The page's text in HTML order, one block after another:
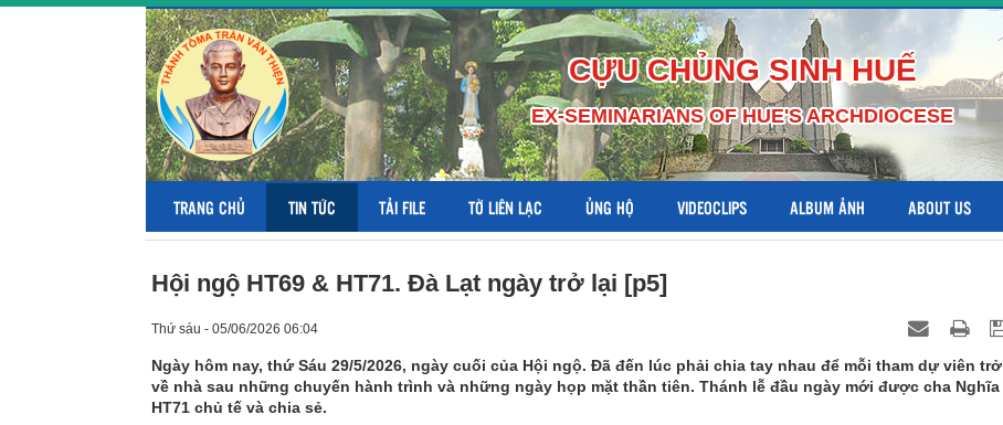
CỰU CHỦNG SINH HUẾ
EX-SEMINARIANS OF HUE'S ARCHDIOCESE
TRANG CHỦ TIN TỨC TẢI FILE TỜ LIÊN LẠC ỦNG HỘ VIDEOCLIPS ALBUM ẢNH ABOUT US
Hội ngộ HT69 & HT71. Đà Lạt ngày trở lại [p5]
Thứ sáu - 05/06/2026 06:04
Ngày hôm nay, thứ Sáu 29/5/2026, ngày cuối của Hội ngộ. Đã đến lúc phải chia tay nhau để mỗi tham dự viên trở
về nhà sau những chuyến hành trình và những ngày họp mặt thần tiên. Thánh lễ đầu ngày mới được cha Nghĩa
HT71 chủ tế và chia sẻ.